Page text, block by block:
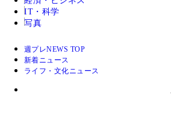
IT・科学
写真
週プレNEWS TOP
新着ニュース
ライフ・文化ニュース